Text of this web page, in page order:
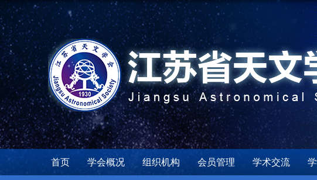
首页 学会概况 组织机构 会员管理 学术交流